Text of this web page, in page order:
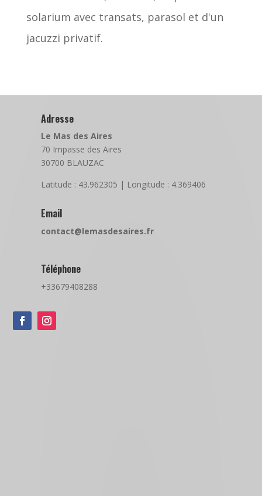
solarium avec transats, parasol et d'un
jacuzzi privatif.
Adresse
Le Mas des Aires
70 Impasse des Aires
30700 BLAUZAC
Latitude : 43.962305 | Longitude : 4.369406
Email
contact@lemasdesaires.fr
Téléphone
+33679408288‬